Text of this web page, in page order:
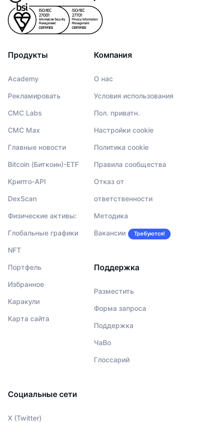
Продукты
Academy
Рекламировать
CMC Labs
CMC Max
Главные новости
Bitcoin (Биткоин)-ETF
Крипто-API
DexScan
Физические активы:
Глобальные графики
NFT
Портфель
Избранное
Каракули
Карта сайта
Компания
О нас
Условия использования
Пол. приватн.
Настройки cookie
Политика cookie
Правила сообщества
Отказ от
ответственности
Методика
Вакансии Требуются!
Поддержка
Разместить
Форма запроса
Поддержка
ЧаВо
Глоссарий
Социальные сети
X (Twitter)